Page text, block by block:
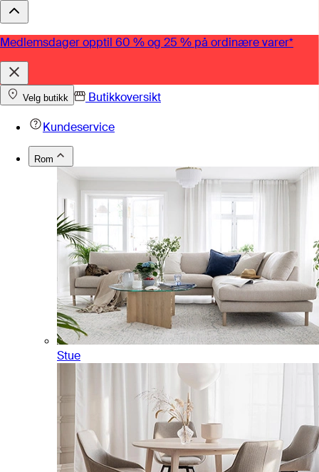
Medlemsdager opptil 60 % og 25 % på ordinære varer*
Velg butikk
Butikkoversikt
Kundeservice
Rom
Stue